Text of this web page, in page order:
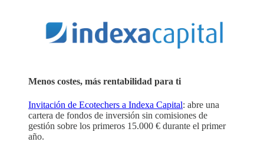
Menos costes, más rentabilidad para ti
Invitación de Ecotechers a Indexa Capital: abre una
cartera de fondos de inversión sin comisiones de
gestión sobre los primeros 15.000 € durante el primer
año.